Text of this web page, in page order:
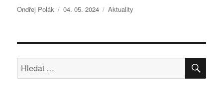
Autor:
Ondřej Polák Publikováno:
04. 05. 2024 Rubriky:
Aktuality
Hledat: